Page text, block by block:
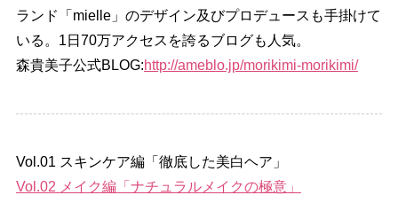
ランド「mielle」のデザイン及びプロデュースも手掛けて
いる。1日70万アクセスを誇るブログも人気。
森貴美子公式BLOG:http://ameblo.jp/morikimi-morikimi/
Vol.01 スキンケア編「徹底した美白ヘア」
Vol.02 メイク編「ナチュラルメイクの極意」